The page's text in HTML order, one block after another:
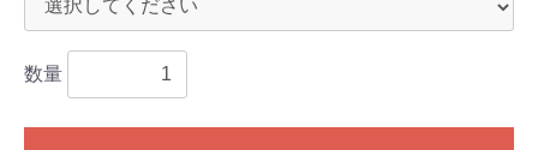
数量